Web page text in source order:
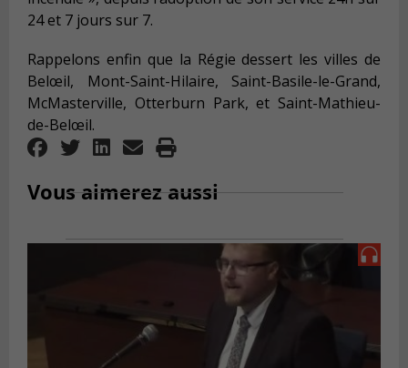
24 et 7 jours sur 7.
Rappelons enfin que la Régie dessert les villes de
Belœil, Mont-Saint-Hilaire, Saint-Basile-le-Grand,
McMasterville, Otterburn Park, et Saint-Mathieu-
de-Belœil.
Vous aimerez aussi